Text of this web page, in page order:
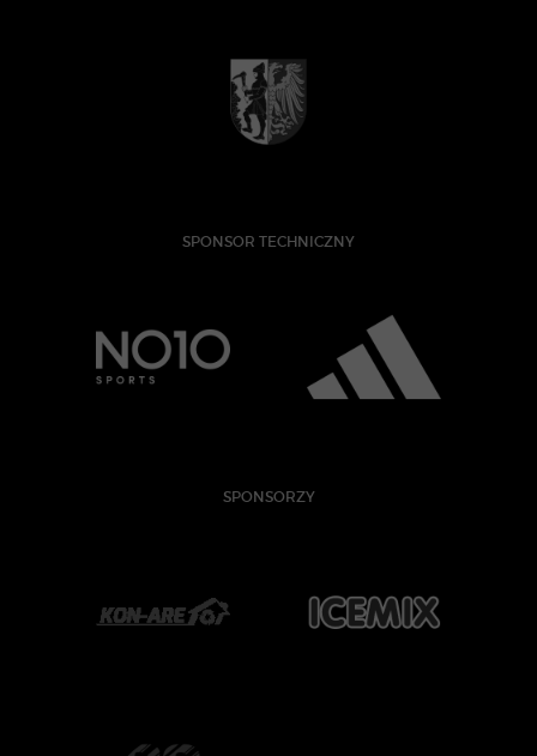
SPONSOR TECHNICZNY
SPONSORZY